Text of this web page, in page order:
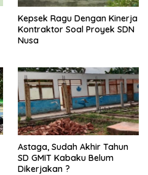
Kepsek Ragu Dengan Kinerja
Kontraktor Soal Proyek SDN
Nusa
Astaga, Sudah Akhir Tahun
SD GMIT Kabaku Belum
Dikerjakan ?